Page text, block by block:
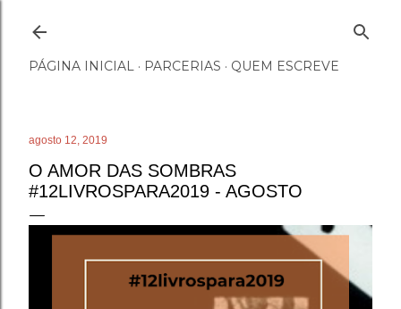
PÁGINA INICIAL PARCERIAS QUEM ESCREVE
agosto 12, 2019
O AMOR DAS SOMBRAS
#12LIVROSPARA2019 - AGOSTO